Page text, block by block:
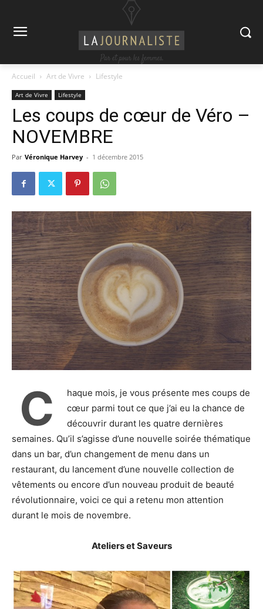
Accueil Art de Vivre Lifestyle
Art de Vivre Lifestyle
Les coups de cœur de Véro –
NOVEMBRE
Par Véronique Harvey - 1 décembre 2015
C
haque mois, je vous présente mes coups de
cœur parmi tout ce que j’ai eu la chance de
découvrir durant les quatre dernières
semaines. Qu’il s’agisse d’une nouvelle soirée thématique
dans un bar, d’un changement de menu dans un
restaurant, du lancement d’une nouvelle collection de
vêtements ou encore d’un nouveau produit de beauté
révolutionnaire, voici ce qui a retenu mon attention
durant le mois de novembre.
Ateliers et Saveurs